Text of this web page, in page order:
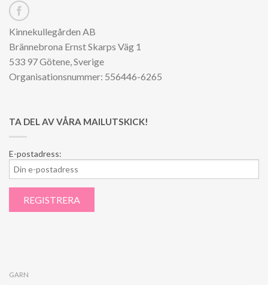
Kinnekullegården AB
Brännebrona Ernst Skarps Väg 1
533 97 Götene, Sverige
Organisationsnummer: 556446-6265
TA DEL AV VÅRA MAILUTSKICK!
E-postadress:
GARN